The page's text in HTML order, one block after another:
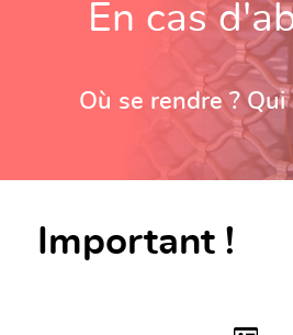
En cas
Où se rendre ?
Important !